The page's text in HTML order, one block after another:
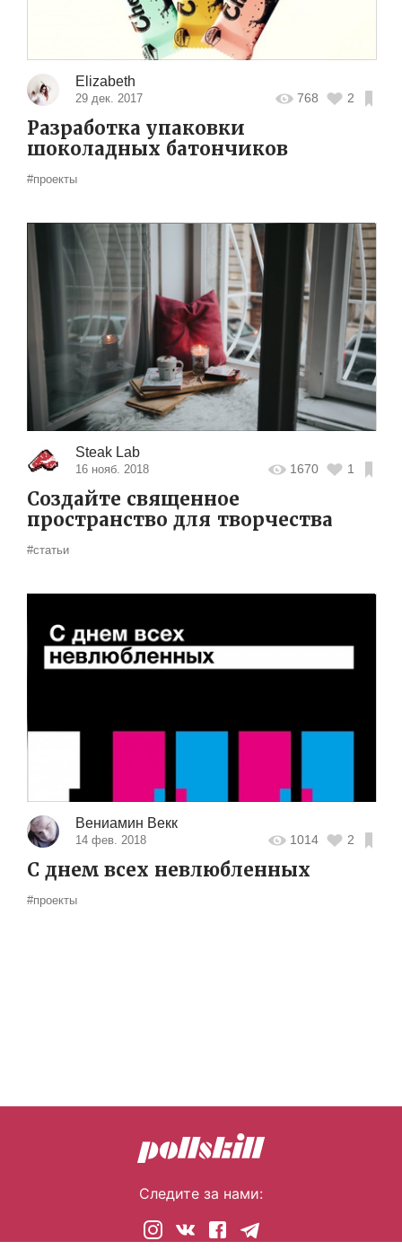
Elizabeth
29 дек. 2017 768 2
Разработка упаковки
шоколадных батончиков
#проекты
Steak Lab
16 нояб. 2018 1670 1
Создайте священное
пространство для творчества
#статьи
Вениамин Векк
14 фев. 2018 1014 2
С днем всех невлюбленных
#проекты
Следите за нами: